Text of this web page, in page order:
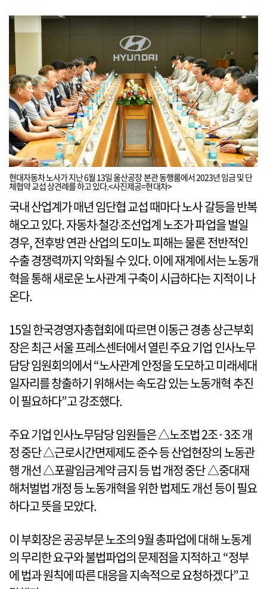
현대자동차 노사가 지난 6월 13일 울산공장 본관 동행룸에서 2023년 임금 및 단
체협약 교섭 상견례를 하고 있다.<사진제공=현대차>
국내 산업계가 매년 임단협 교섭 때마다 노사 갈등을 반복
해오고 있다. 자동차‧철강‧조선업계 노조가 파업을 벌일
경우, 전후방 연관 산업의 도미노 피해는 물론 전반적인
수출 경쟁력까지 악화될 수 있다. 이에 재계에서는 노동개
혁을 통해 새로운 노사관계 구축이 시급하다는 지적이 나
온다.
15일 한국경영자총협회에 따르면 이동근 경총 상근부회
장은 최근 서울 프레스센터에서 열린 주요 기업 인사노무
담당 임원회의에서 “노사관계 안정을 도모하고 미래세대
일자리를 창출하기 위해서는 속도감 있는 노동개혁 추진
이 필요하다”고 강조했다.
주요 기업 인사노무담당 임원들은 △노조법 2조·3조 개
정 중단 △근로시간면제제도 준수 등 산업현장의 노동관
행 개선 △포괄임금계약 금지 등 법 개정 중단 △중대재
해처벌법 개정 등 노동개혁을 위한 법제도 개선 등이 필요
하다고 뜻을 모았다.
이 부회장은 공공부문 노조의 9월 총파업에 대해 노동계
의 무리한 요구와 불법파업의 문제점을 지적하고 “정부
에 법과 원칙에 따른 대응을 지속적으로 요청하겠다”고